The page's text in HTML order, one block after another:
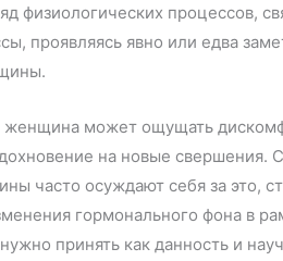
физиологических процессов,
проявляясь явно или едва
может ощущать
на новые свершения.
часто осуждают себя за это,
гормонального фона в
принять как данность и